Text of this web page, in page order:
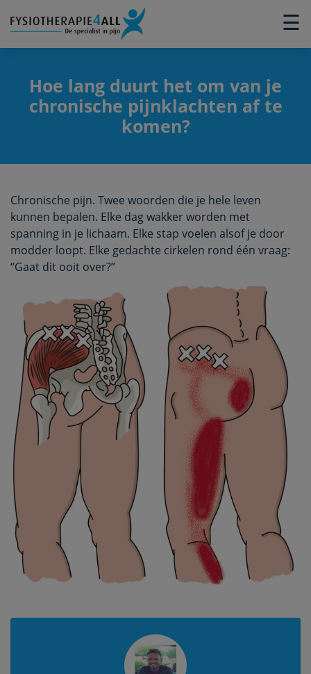
☰
×
Hoe lang duurt het om van je
chronische pijnklachten af te
komen?
Chronische pijn. Twee woorden die je hele leven
kunnen bepalen. Elke dag wakker worden met
spanning in je lichaam. Elke stap voelen alsof je door
modder loopt. Elke gedachte cirkelen rond één vraag:
“Gaat dit ooit over?”